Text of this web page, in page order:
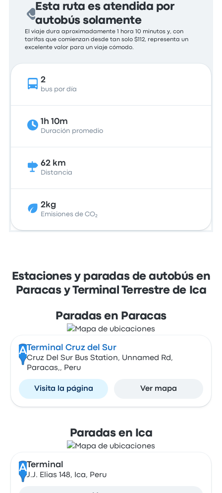
Esta ruta es atendida por
autobús solamente
El viaje dura aproximadamente 1 hora 10 minutos y, con
tarifas que comienzan desde tan solo $112, representa un
excelente valor para un viaje cómodo.
2
bus por día
1h 10m
Duración promedio
62 km
Distancia
2kg
Emisiones de CO₂
Estaciones y paradas de autobús en
Paracas y Terminal Terrestre de Ica
Paradas en Paracas
A Terminal Cruz del Sur
Cruz Del Sur Bus Station, Unnamed Rd,
Paracas,, Peru
Visita la página Ver mapa
Paradas en Ica
A Terminal
J.J. Elias 148, Ica, Peru